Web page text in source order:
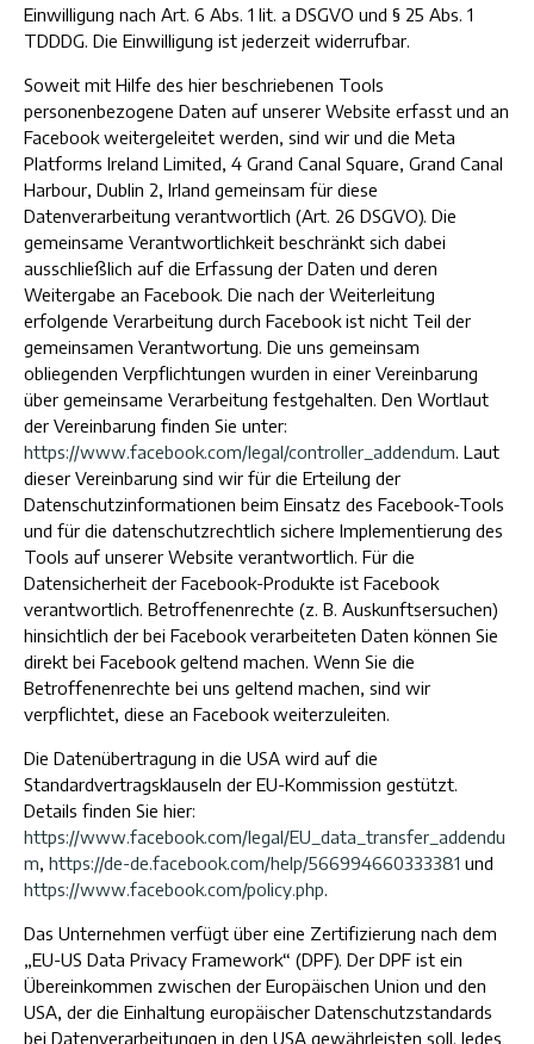
Einwilligung nach Art. 6 Abs. 1 lit. a DSGVO und § 25 Abs. 1
TDDDG. Die Einwilligung ist jederzeit widerrufbar.
Soweit mit Hilfe des hier beschriebenen Tools
personenbezogene Daten auf unserer Website erfasst und an
Facebook weitergeleitet werden, sind wir und die Meta
Platforms Ireland Limited, 4 Grand Canal Square, Grand Canal
Harbour, Dublin 2, Irland gemeinsam für diese
Datenverarbeitung verantwortlich (Art. 26 DSGVO). Die
gemeinsame Verantwortlichkeit beschränkt sich dabei
ausschließlich auf die Erfassung der Daten und deren
Weitergabe an Facebook. Die nach der Weiterleitung
erfolgende Verarbeitung durch Facebook ist nicht Teil der
gemeinsamen Verantwortung. Die uns gemeinsam
obliegenden Verpflichtungen wurden in einer Vereinbarung
über gemeinsame Verarbeitung festgehalten. Den Wortlaut
der Vereinbarung finden Sie unter:
https://www.facebook.com/legal/controller_addendum. Laut
dieser Vereinbarung sind wir für die Erteilung der
Datenschutzinformationen beim Einsatz des Facebook-Tools
und für die datenschutzrechtlich sichere Implementierung des
Tools auf unserer Website verantwortlich. Für die
Datensicherheit der Facebook-Produkte ist Facebook
verantwortlich. Betroffenenrechte (z. B. Auskunftsersuchen)
hinsichtlich der bei Facebook verarbeiteten Daten können Sie
direkt bei Facebook geltend machen. Wenn Sie die
Betroffenenrechte bei uns geltend machen, sind wir
verpflichtet, diese an Facebook weiterzuleiten.
Die Datenübertragung in die USA wird auf die
Standardvertragsklauseln der EU-Kommission gestützt.
Details finden Sie hier:
https://www.facebook.com/legal/EU_data_transfer_addendu
m, https://de-de.facebook.com/help/566994660333381 und
https://www.facebook.com/policy.php.
Das Unternehmen verfügt über eine Zertifizierung nach dem
„EU-US Data Privacy Framework“ (DPF). Der DPF ist ein
Übereinkommen zwischen der Europäischen Union und den
USA, der die Einhaltung europäischer Datenschutzstandards
bei Datenverarbeitungen in den USA gewährleisten soll. Jedes